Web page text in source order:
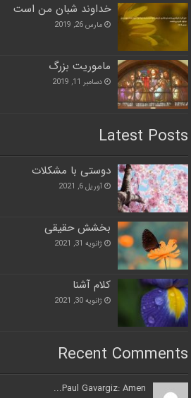
خداوند شبان من است
مارس 26, 2019
ماموریت بزرگ
دسامبر 11, 2019
Latest Posts
دوستی با مشکلات
آوریل 6, 2021
بخشش حقیقی
ژانویه 31, 2021
کلام آشنا
ژانویه 30, 2021
Recent Comments
Paul Gavargiz: Amen...